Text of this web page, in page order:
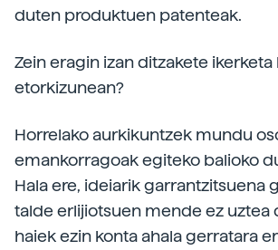
duten produktuen patenteak.
Zein eragin izan ditzakete ikerketa
etorkizunean?
Horrelako aurkikuntzek mundu
emankorragoak egiteko balioko
Hala ere, ideiarik garrantzitsuena
talde erlijiotsuen mende ez uztea
haiek ezin konta ahala gerratara